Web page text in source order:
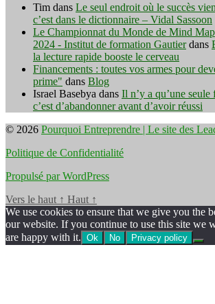
Tim dans Le seul endroit où le succès
c’est dans le dictionnaire – Vidal Sassoon
Le Championnat du Monde de Mind
2024 - Institut de formation Gautierdans
la lecture rapide booste le cerveau
Financements : toutes vos armes pour
prime" dans Blog
Israel Basebya dans Il n’y a qu’une seule
c’est d’abandonner avant d’avoir réussi
© 2026 Pourquoi Entreprendre | Le site des
Politique de Confidentialité
Propulsé par WordPress
Vers le haut ↑ Haut ↑
We use cookies to ensure that we give you the
our website. If you continue to use this site we
are happy with it. Ok No Privacy policy